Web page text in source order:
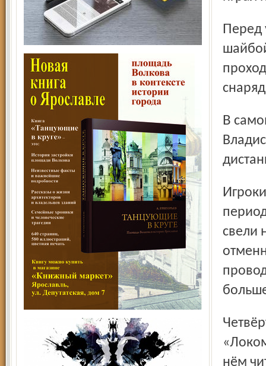
Перед уходом на перерыв шанс отметиться заброшенной
В самом начале второго периода за ярославцев отличился
Игроки «Дизеля» на протяжении почти двух оставшихся
свели
Четвёртый матч полуфинальной серии между
нём